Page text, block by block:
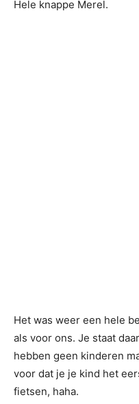
Hele knappe Merel.
Het was weer een hele
als voor ons. Je staat
hebben geen kinderen
voor dat je je kind het
fietsen, haha.